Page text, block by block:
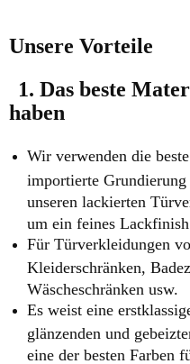
Unsere Vorteile
1. Das beste
haben
Wir verwenden die
importierte Grundierung
unseren lackierten
um ein feines Lackfinish
Für Türverkleidungen
Kleiderschränken,
Wäscheschränken usw.
Es weist eine
glänzenden und
eine der besten Farben